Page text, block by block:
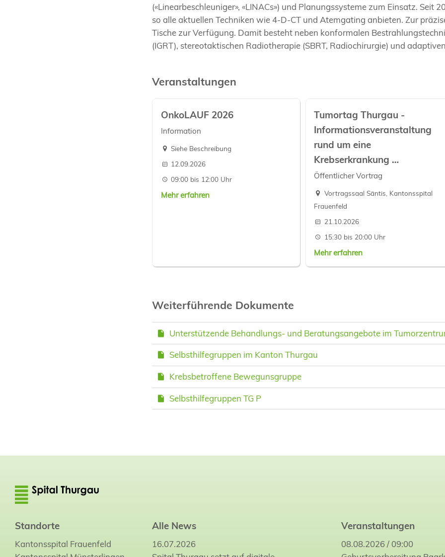
(«Linearbeschleuniger», «LINACs») und Planungssysteme zum Einsatz.
so alle aktuellen Techniken wie 4-D-CT und Atemgating anbieten. Zur
Tische zur Verfügung. Damit besteht neben konformalen
(IGRT), stereotaktischen Radiotherapie (SBRT, Radiochirurgie) und
Veranstaltungen
OnkoLAUF 2026
Information
Siehe Beschreibung
12.09.2026
09:00 bis 12:00 Uhr
Mehr erfahren
Tumortag Thurgau -
Informationsveranstaltung
rund um eine
Krebserkrankung …
Öffentlicher Vortrag
Vortragssaal Säntis, Kantonsspital
Frauenfeld
21.10.2026
15:30 bis 20:00 Uhr
Mehr erfahren
Weiterführende Dokumente
Unterstützende Behandlungs- und Beratungsangebote im
Selbsthilfegruppen im Kanton Thurgau
Krebsbetroffene Bewegunsgruppe
Selbsthilfegruppen TG P
Standorte
Kantonsspital Frauenfeld
Alle News
16.07.2026
Veranstaltungen
08.08.2026 / 09:00